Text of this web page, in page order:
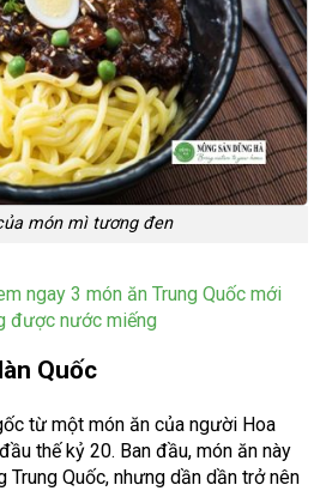
món mì tương đen
ngay 3 món ăn Trung Quốc mới
được nước miếng
Quốc
từ một món ăn của người Hoa
thế kỷ 20. Ban đầu, món ăn này
Trung Quốc, nhưng dần dần trở nên